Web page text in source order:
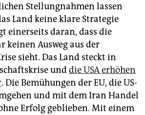
Stellungnahmen lassen
Land keine klare Strategie
einerseits daran, dass die
keinen Ausweg aus der
sieht. Das Land steckt in
unddie USA erhöhen
. Die Bemühungen der EU, die US-
und mit dem Iran Handel
Erfolg geblieben. Mit einem